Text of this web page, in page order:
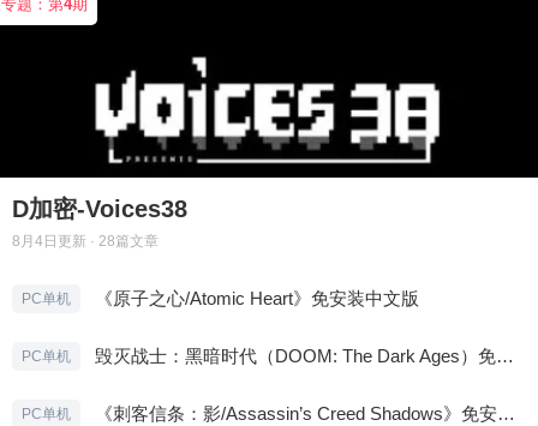
专题：第4期
D加密-Voices38
8月4日 更新 · 28篇文章
PC单机 《原子之心/Atomic Heart》免安装中文版
PC单机 毁灭战士：黑暗时代（DOOM: The Dark Ages）免安装中文版
PC单机 《刺客信条：影/Assassin’s Creed Shadows》免安装版，非虚拟机